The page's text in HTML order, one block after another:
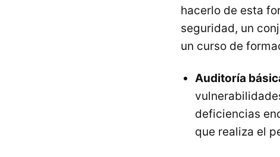
hacerlo de esta
seguridad, un
un curso de
Auditoría
deficiencias
que realiza el